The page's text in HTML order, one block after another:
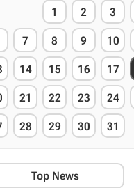
1 2 3
7 8 9 10
14 15 16 17
21 22 23 24
28 29 30 31
Top News